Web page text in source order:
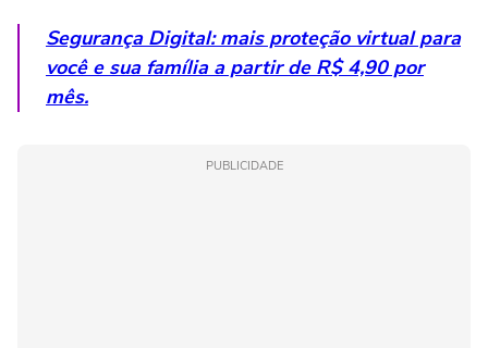
Segurança Digital: mais proteção virtual para
você e sua família a partir de R$ 4,90 por
mês.
PUBLICIDADE